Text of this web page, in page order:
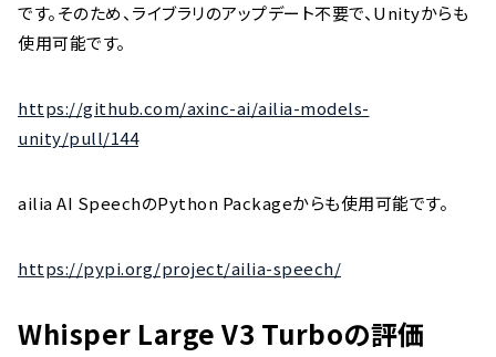
です。そのため、ライブラリのアップデート不要で、Unityからも
使用可能です。
https://github.com/axinc-ai/ailia-models-
unity/pull/144
ailia AI SpeechのPython Packageからも使用可能です。
https://pypi.org/project/ailia-speech/
Whisper Large V3 Turboの評価